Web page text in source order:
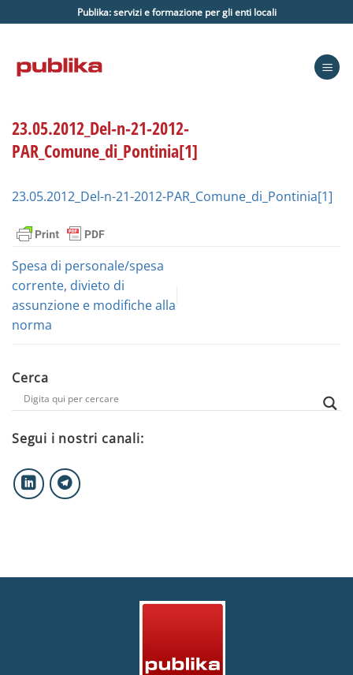
ai
Publika: servizi e formazione per gli enti locali
23.05.2012_Del-n-21-2012-
PAR_Comune_di_Pontinia[1]
23.05.2012_Del-n-21-2012-PAR_Comune_di_Pontinia[1]
Spesa di personale/spesa
corrente, divieto di
assunzione e modifiche alla
norma
Cerca
Segui i nostri canali: